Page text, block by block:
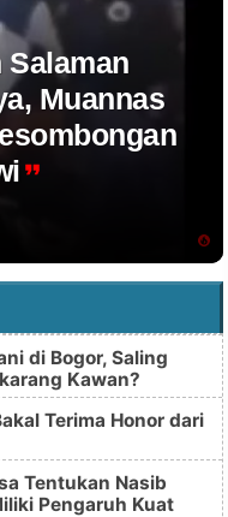
Salaman
Muannas
di Bogor, Saling
Kawan?
Terima Honor dari
Tentukan Nasib
Pengaruh Kuat